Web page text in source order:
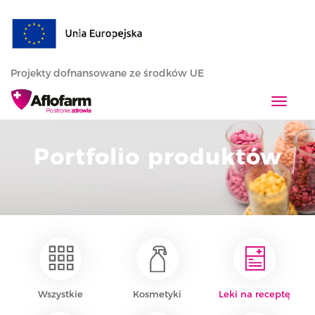
Projekty dofnansowane ze środków UE
T
o
g
g
l
e
n
a
Portfolio produktów
Wszystkie Kosmetyki Leki na receptę